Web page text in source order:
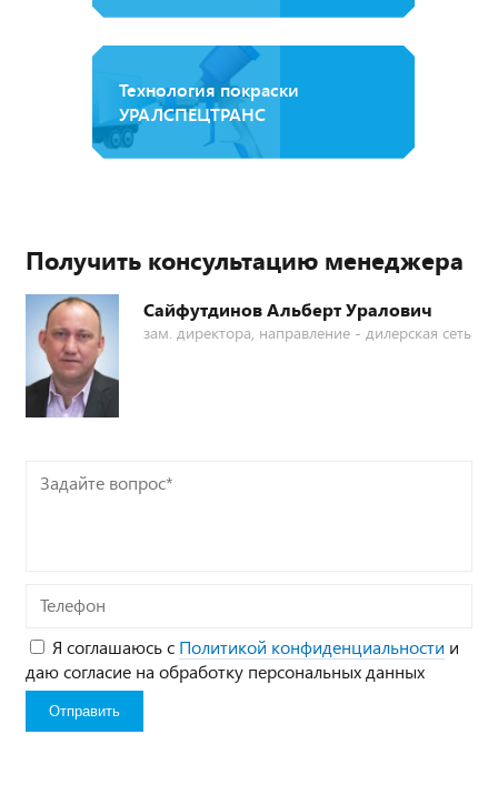
Технология покраски
УРАЛСПЕЦТРАНС
Получить консультацию менеджера
Сайфутдинов Альберт Уралович
зам. директора, направление - дилерская сеть
Задайте
Телефон
Я соглашаюсь с Политикой конфиденциальности и
даю согласие на обработку персональных данных